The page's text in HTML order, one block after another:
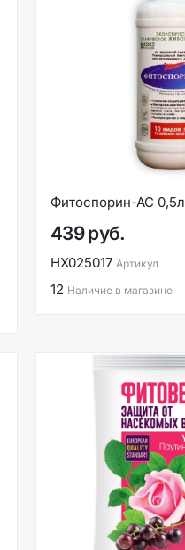
Фитоспорин-АС 0,5л
439 руб.
НХ025017 Артикул
12 Наличие в магазине